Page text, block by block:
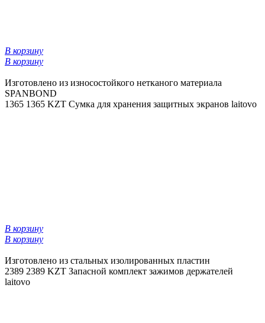
В корзину
В корзину
Изготовлено из износостойкого нетканого материала
SPANBOND
1365 1365 KZT Сумка для хранения защитных экранов laitovo
В корзину
В корзину
Изготовлено из стальных изолированных пластин
2389 2389 KZT Запасной комплект зажимов держателей
laitovo